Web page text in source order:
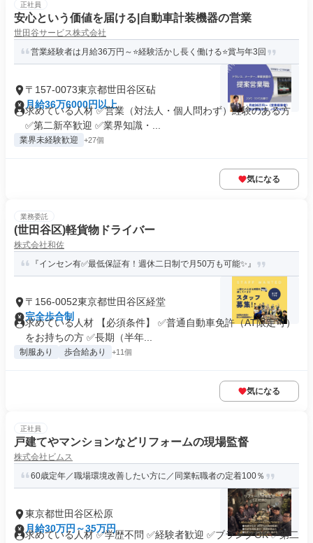
正社員
安心という価値を届ける|自動車計装機器の営業
世田谷サービス株式会社
営業経験者は月給36万円～⭐経験活かし長く働ける⭐賞与年3回
〒157-0073東京都世田谷区砧
月給36万6000円以上
求めている人材 ✅営業（対法人・個人問わず）経験のある方
✅第二新卒歓迎 ✅業界知識・...
業界未経験歓迎 +27個
気になる
業務委託
(世田谷区)軽貨物ドライバー
株式会社和佐
『インセン有✅最低保証有！週休二日制で月50万も可能✨』
〒156-0052東京都世田谷区経堂
完全歩合制
求めている人材 【必須条件】 ✅普通自動車免許（AT限定可）
をお持ちの方 ✅長期（半年...
制服あり 歩合給あり +11個
気になる
正社員
戸建てやマンションなどリフォームの現場監督
株式会社ビムス
60歳定年／職場環境改善したい方に／同業転職者の定着100％
東京都世田谷区松原
月給30万円～35万円
求めている人材 ✅学歴不問 ✅経験者歓迎 ✅ブランクOK ✅第二